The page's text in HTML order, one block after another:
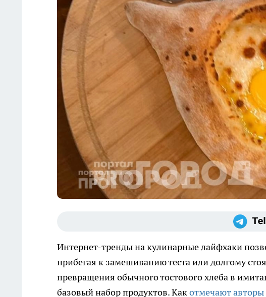
Интернет-тренды на кулинарные лайфхаки
прибегая к замешиванию теста или долгому
превращения обычного тостового хлеба в
базовый набор продуктов. Какотмечают авторы